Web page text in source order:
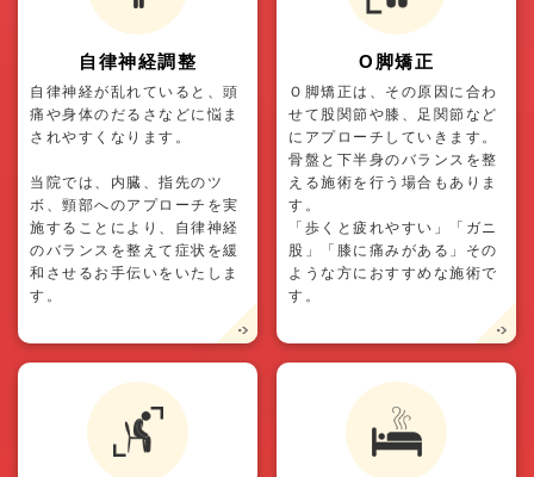
自律神経調整
自律神経が乱れていると、頭
痛や身体のだるさなどに悩ま
されやすくなります。
当院では、内臓、指先のツ
ボ、頸部へのアプローチを実
施することにより、自律神経
のバランスを整えて症状を緩
和させるお手伝いをいたしま
す。
O脚矯正
Ｏ脚矯正は、その原因に合わ
せて股関節や膝、足関節など
にアプローチしていきます。
骨盤と下半身のバランスを整
える施術を行う場合もありま
す。
「歩くと疲れやすい」「ガニ
股」「膝に痛みがある」その
ような方におすすめな施術で
す。